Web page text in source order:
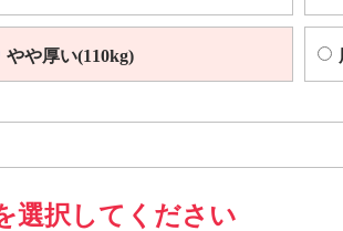
やや厚い(110kg)
選択してください